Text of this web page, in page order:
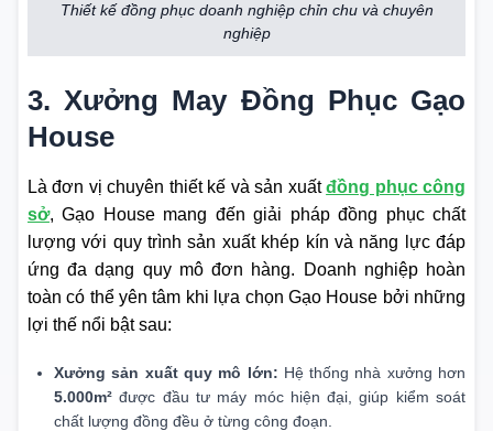
Thiết kế đồng phục doanh nghiệp chỉn chu và chuyên
nghiệp
3. Xưởng May Đồng Phục Gạo
House
Là đơn vị chuyên thiết kế và sản xuấtđồng phục công
sở, Gạo House mang đến giải pháp đồng phục chất
lượng với quy trình sản xuất khép kín và năng lực đáp
ứng đa dạng quy mô đơn hàng. Doanh nghiệp hoàn
toàn có thể yên tâm khi lựa chọn Gạo House bởi những
lợi thế nổi bật sau:
Xưởng sản xuất quy mô lớn: Hệ thống nhà xưởng hơn
5.000m² được đầu tư máy móc hiện đại, giúp kiểm soát
chất lượng đồng đều ở từng công đoạn.